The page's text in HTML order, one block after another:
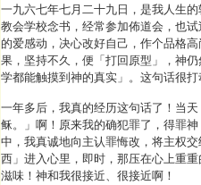
一九六七年七月二十九日，是我人生
教会学校念书，经常参加佈道会，也
的爱感动，决心改好自己，作个品格
果，坚持不久，便「打回原型」，神
学都能触摸到神的真实」。这句话很
一年多后，我真的经历这句话了！当
稣。」啊！原来我的确犯罪了，得罪
中，我真诚地向主认罪悔改，将主权
西」进入心里，即时，那压在心上重
滋味！神和我很接近、很接近啊！